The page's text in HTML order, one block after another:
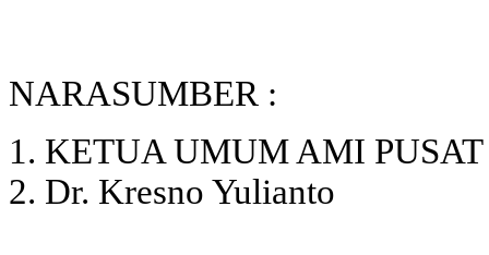
NARASUMBER :
1. KETUA UMUM AMI PUSAT
2. Dr. Kresno Yulianto